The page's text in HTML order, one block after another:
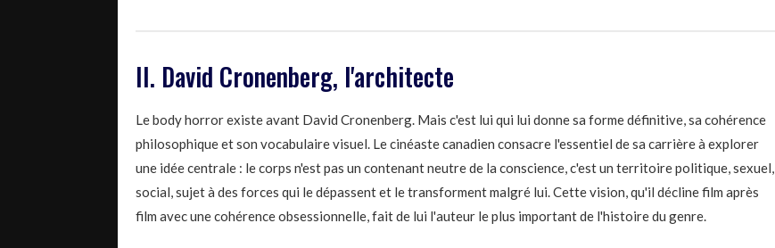
II. David Cronenberg, l'architecte
Le body horror existe avant David Cronenberg. Mais c'est lui qui lui donne sa forme définitive, sa cohérence
philosophique et son vocabulaire visuel. Le cinéaste canadien consacre l'essentiel de sa carrière à explorer
une idée centrale : le corps n'est pas un contenant neutre de la conscience, c'est un territoire politique, sexuel,
social, sujet à des forces qui le dépassent et le transforment malgré lui. Cette vision, qu'il décline film après
film avec une cohérence obsessionnelle, fait de lui l'auteur le plus important de l'histoire du genre.